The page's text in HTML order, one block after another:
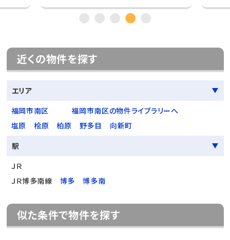
近くの物件を探す
エリア
福岡市南区
福岡市南区の物件ライブラリーへ
塩原
桧原 柏原 野多目
向新町
駅
ＪＲ
ＪＲ博多南線
博多 博多南
似た条件で物件を探す